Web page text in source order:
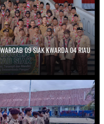
09 SIAK KWARDA 04 RIAU